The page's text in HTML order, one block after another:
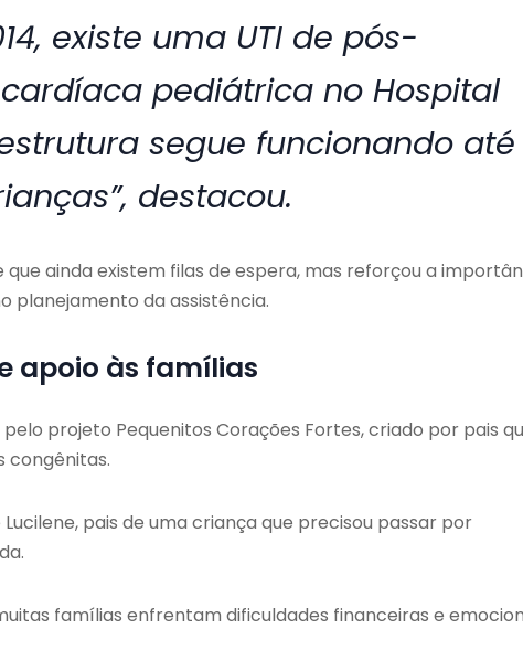
existe uma UTI de pós-
pediátrica no Hospital
segue funcionando até
destacou.
ainda existem filas de espera, mas reforçou a
planejamento da assistência.
apoio às famílias
projeto Pequenitos Corações Fortes, criado por pais
congênitas.
pais de uma criança que precisou passar por
famílias enfrentam dificuldades financeiras e